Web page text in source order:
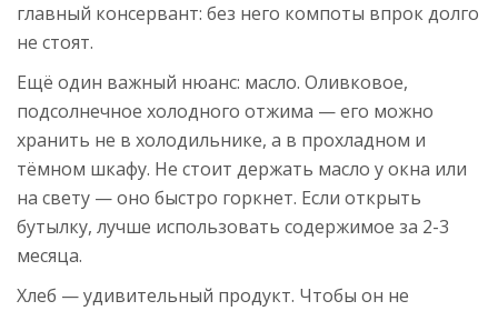
главный консервант: без него компоты впрок долго
не стоят.
Ещё один важный нюанс: масло. Оливковое,
подсолнечное холодного отжима — его можно
хранить не в холодильнике, а в прохладном и
тёмном шкафу. Не стоит держать масло у окна или
на свету — оно быстро горкнет. Если открыть
бутылку, лучше использовать содержимое за 2-3
месяца.
Хлеб — удивительный продукт. Чтобы он не